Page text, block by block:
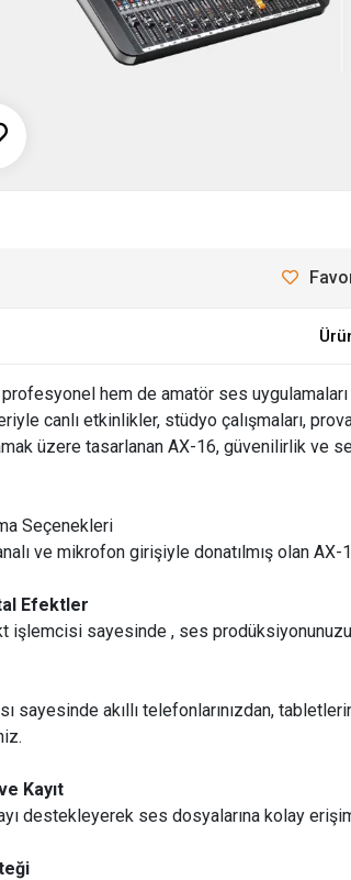
hem de amatör ses
canlı etkinlikler, stüdyo çalışmaları,
üzere tasarlanan AX-16, güvenilirlik ve
Seçenekleri
ve mikrofon girişiyle donatılmış olan
Efektler
işlemcisi sayesinde , ses
sayesinde akıllı telefonlarınızdan,
Kayıt
destekleyerek ses dosyalarına kolay